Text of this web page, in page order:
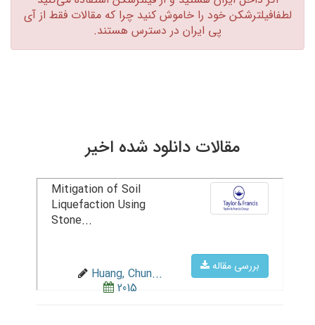
لطفافیلترشکن خود را خاموش کنید چرا که مقالات فقط از آی
پی ایران در دسترس هستند.‏
مقالات دانلود شده اخیر
بررسی مقاله
Mitigation of Soil
Liquefaction Using
Stone...
Huang, Chun...
2015